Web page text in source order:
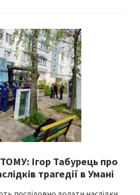
Ігор Табурець про
трагедії в Умані